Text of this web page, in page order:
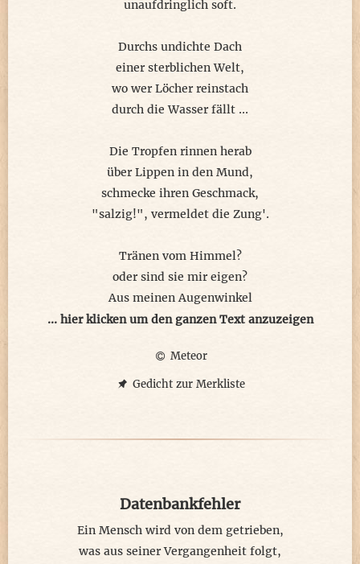
unaufdringlich soft.
Durchs undichte Dach
einer sterblichen Welt,
wo wer Löcher reinstach
durch die Wasser fällt ...
Die Tropfen rinnen herab
über Lippen in den Mund,
schmecke ihren Geschmack,
"salzig!", vermeldet die Zung'.
Tränen vom Himmel?
oder sind sie mir eigen?
Aus meinen Augenwinkel
verdünnt sie salzig treiben.
Besondere Augentropfen,
verschrieben von weit oben,
stoppte die Tränenquelle,
der Grund im Nu verschwand.
... hier klicken um den ganzen Text anzuzeigen
Meteor
Gedicht zur Merkliste
Datenbankfehler
Ein Mensch wird von dem getrieben,
was aus seiner Vergangenheit folgt,